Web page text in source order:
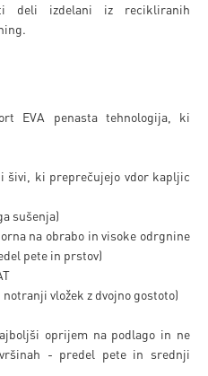
deli izdelani iz recikliranih
EVA penasta tehnologija, ki
šivi, ki preprečujejo vdor kapljic
sušenja)
na obrabo in visoke odrgnine
pete in prstov)
vložek z dvojno gostoto)
oprijem na podlago in ne
- predel pete in srednji